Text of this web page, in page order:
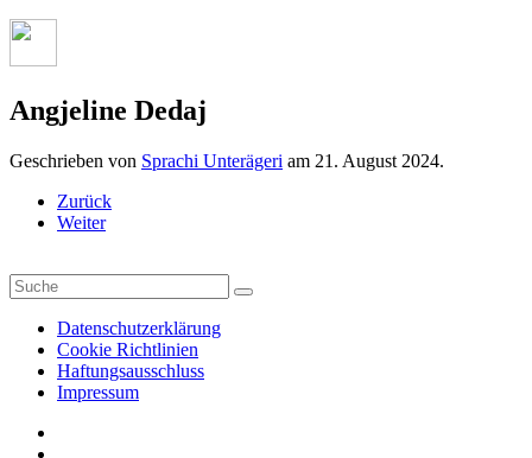
Angjeline Dedaj
Geschrieben von Sprachi Unterägeri am 21. August 2024.
Zurück
Weiter
Datenschutzerklärung
Cookie Richtlinien
Haftungsausschluss
Impressum